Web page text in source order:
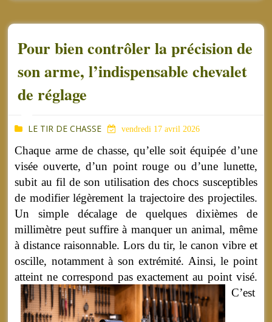
Pour bien contrôler la précision de
son arme, l’indispensable chevalet
de réglage
LE TIR DE CHASSE vendredi 17 avril 2026
Chaque arme de chasse, qu’elle soit équipée d’une
visée ouverte, d’un point rouge ou d’une lunette,
subit au fil de son utilisation des chocs susceptibles
de modifier légèrement la trajectoire des projectiles.
Un simple décalage de quelques dixièmes de
millimètre peut suffire à manquer un animal, même
à distance raisonnable. Lors du tir, le canon vibre et
oscille, notamment à son extrémité. Ainsi, le point
atteint ne correspond pas exactement au point visé.
C’est